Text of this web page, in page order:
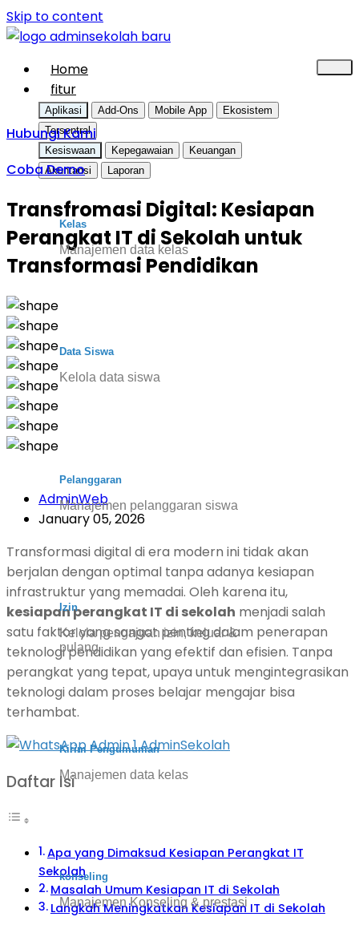
Skip to content
Home
fitur
Aplikasi Add-Ons Mobile App
Ekosistem
Tersentral
Kesiswaan
Kepegawaian
Keuangan
Akuntansi
Laporan
Kelas
Manajemen data kelas
Data Siswa
Kelola data siswa
Pelanggaran
Manajemen pelanggaran siswa
Izin
Kelola pengajuan izin, keluar &
pulang
Kirim Pengumuman
Manajemen data kelas
konseling
Manajemen Konseling & prestasi
Hubungi Kami
Coba Demo
Transfromasi Digital: Kesiapan
Perangkat IT di Sekolah untuk
Transformasi Pendidikan
AdminWeb
January 05, 2026
Transformasi digital di era modern ini tidak akan
berjalan dengan optimal tanpa adanya kesiapan
infrastruktur yang memadai. Oleh karena itu,
kesiapan perangkat IT di sekolah menjadi salah
satu faktor yang sangat penting dalam penerapan
teknologi pendidikan yang efektif dan efisien. Tanpa
perangkat yang tepat, upaya untuk mengintegrasikan
teknologi dalam proses belajar mengajar bisa
terhambat.
Daftar Isi
Apa yang Dimaksud Kesiapan Perangkat IT
Sekolah
Masalah Umum Kesiapan IT di Sekolah
Langkah Meningkatkan Kesiapan IT di Sekolah